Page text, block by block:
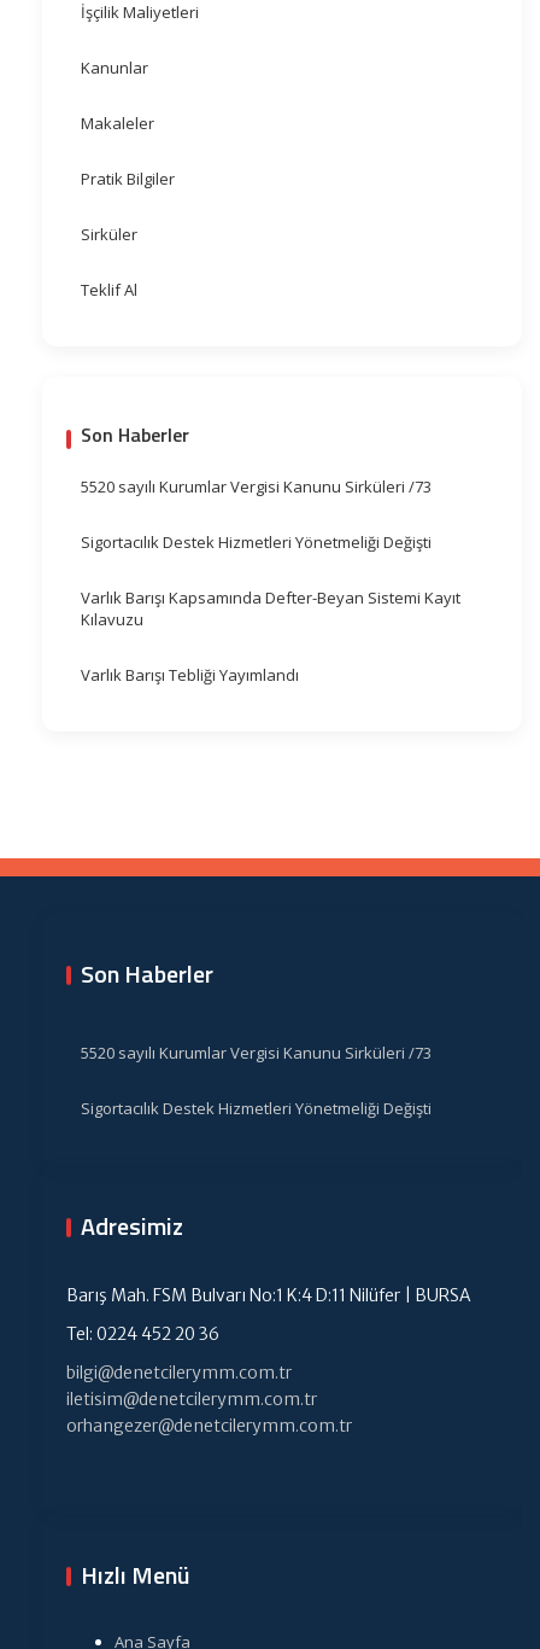
İşçilik Maliyetleri
Kanunlar
Makaleler
Pratik Bilgiler
Sirküler
Teklif Al
Son Haberler
5520 sayılı Kurumlar Vergisi Kanunu Sirküleri /73
Sigortacılık Destek Hizmetleri Yönetmeliği Değişti
Varlık Barışı Kapsamında Defter-Beyan Sistemi Kayıt
Kılavuzu
Varlık Barışı Tebliği Yayımlandı
Son Haberler
5520 sayılı Kurumlar Vergisi Kanunu Sirküleri /73
Sigortacılık Destek Hizmetleri Yönetmeliği Değişti
Adresimiz
Barış Mah. FSM Bulvarı No:1 K:4 D:11 Nilüfer | BURSA
Tel: 0224 452 20 36
bilgi@denetcilerymm.com.tr
iletisim@denetcilerymm.com.tr
orhangezer@denetcilerymm.com.tr
Hızlı Menü
Ana Sayfa